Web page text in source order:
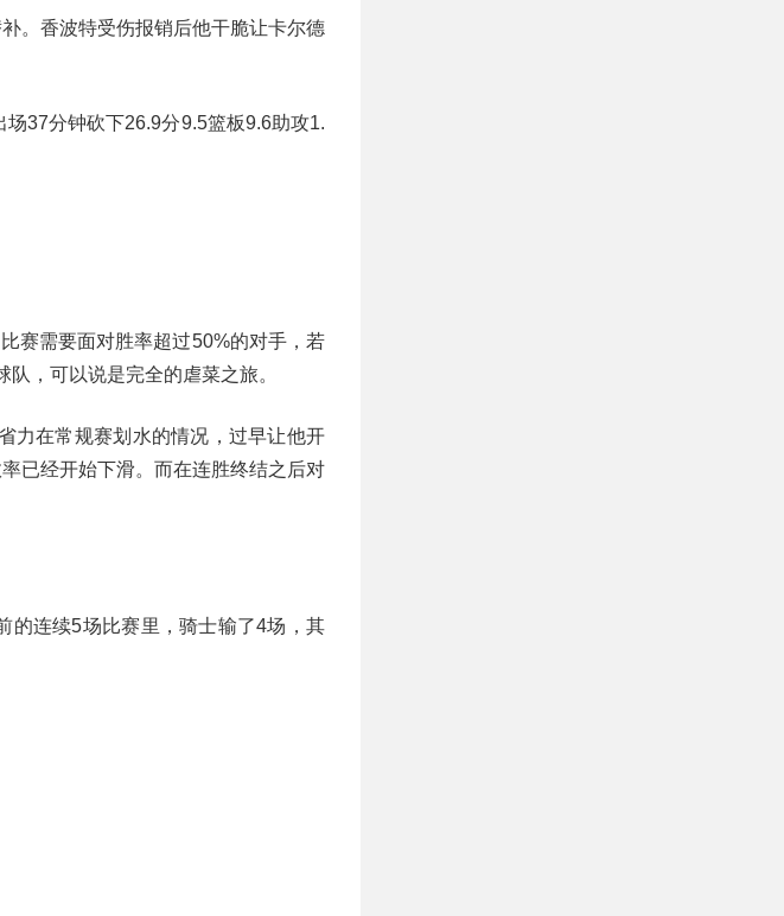
。香波特受伤报销后他干脆让卡尔德
37分钟砍下26.9分9.5篮板9.6助攻1.
赛需要面对胜率超过50%的对手，若
，可以说是完全的虐菜之旅。
力在常规赛划水的情况，过早让他开
已经开始下滑。而在连胜终结之后对
的连续5场比赛里，骑士输了4场，其